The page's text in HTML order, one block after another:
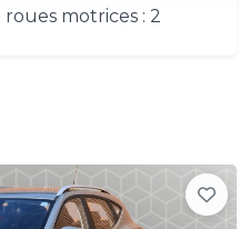
motrices : 2